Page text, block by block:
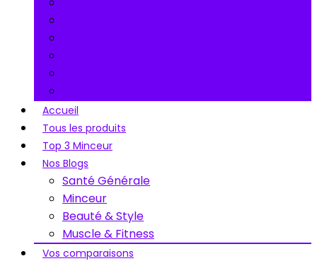
Accueil
Tous les produits
Top 3 Minceur
Nos Blogs
Santé Générale
Minceur
Beauté & Style
Muscle & Fitness
Vos comparaisons